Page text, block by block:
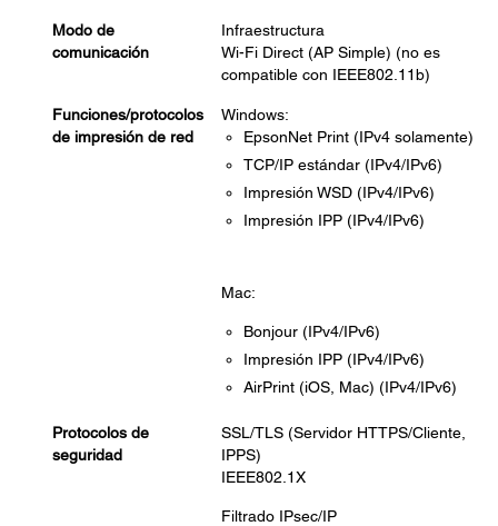
Modo de
comunicación
Infraestructura
Wi-Fi Direct (AP Simple) (no es
compatible con IEEE802.11b)
Funciones/protocolos
de impresión de red
Windows:
EpsonNet Print (IPv4 solamente)
TCP/IP estándar (IPv4/IPv6)
Impresión WSD (IPv4/IPv6)
Impresión IPP (IPv4/IPv6)
Mac:
Bonjour (IPv4/IPv6)
Impresión IPP (IPv4/IPv6)
AirPrint (iOS, Mac) (IPv4/IPv6)
Protocolos de
seguridad
SSL/TLS (Servidor HTTPS/Cliente,
IPPS)
IEEE802.1X
Filtrado IPsec/IP